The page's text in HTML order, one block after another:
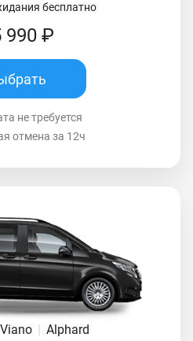
бесплатно
990 ₽
не требуется
отмена за 12ч
Viano | Alphard